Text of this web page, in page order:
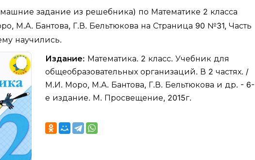
задание из решебника) по Математике 2 класса
М.А. Бантова, Г.В. Бельтюкова на Страница 90 №31, Часть
научились.
Издание: Математика. 2 класс. Учебник для
общеобразовательных организаций. В 2 частях. /
М.И. Моро, М.А. Бантова, Г.В. Бельтюкова и др. - 6-
е издание. М. Просвещение, 2015г.